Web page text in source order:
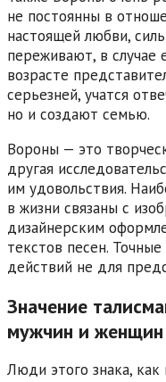
не постоянны в
настоящей любви,
переживают, в случае
возрасте
серьезней, учатся
но и создают семью.
Вороны — это
другая
им удовольствия.
в жизни связаны с
дизайнерским
текстов песен.
действий не для
Значение
мужчин и женщин
Люди этого знака,